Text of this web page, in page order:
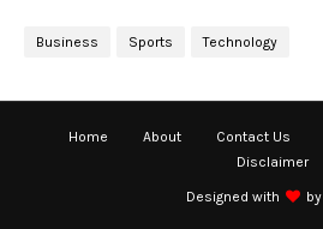
Business Sports Technology
Home About Contact Us
Disclaimer
Designed with by